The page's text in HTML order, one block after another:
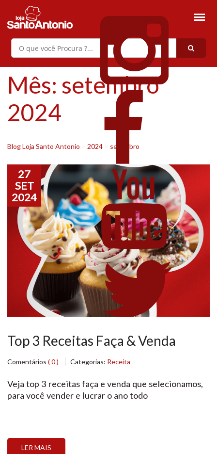
Mês: setembro
2024
Blog Loja Santo Antonio 2024 setembro
Top 3 Receitas Faça & Venda
Comentários ( 0 ) Categorias: Receita
Veja top 3 receitas faça e venda que selecionamos,
para você vender e lucrar o ano todo
LER MAIS
27
SET
2024